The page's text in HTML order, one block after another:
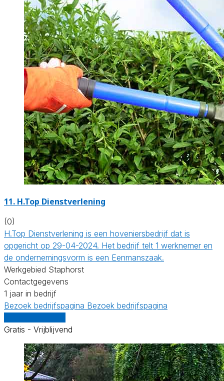
11. H.Top Dienstverlening
(0)
H.Top Dienstverlening is een hoveniersbedrijf dat is
opgericht op 29-04-2024. Het bedrijf telt 1 werknemer en
de ondernemingsvorm is een Eenmanszaak.
Werkgebied Staphorst
Contactgegevens
1 jaar in bedrijf
Bezoek bedrijfspagina Bezoek bedrijfspagina
Gratis - Vrijblijvend